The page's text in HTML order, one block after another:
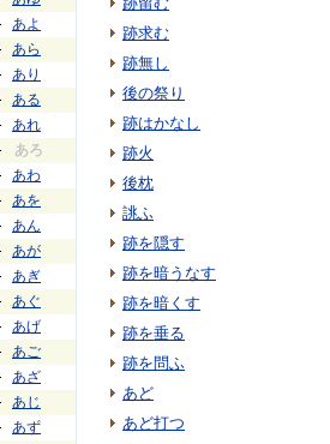
あよ
あら
あり
ある
あれ
あろ
あわ
あを
あん
あが
あぎ
あぐ
あげ
あご
あざ
あじ
あず
跡求む
跡無し
後の祭り
跡はかなし
跡火
後枕
誂ふ
跡を隠す
跡を暗うなす
跡を暗くす
跡を垂る
跡を問ふ
あど
あど打つ